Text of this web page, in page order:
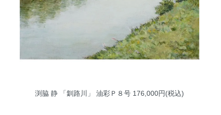
渕脇 静 「釧路川」 油彩Ｐ８号176,000円(税込)